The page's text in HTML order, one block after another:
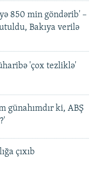
850 min göndərib' –
Bakıya verilə
'çox tezliklə'
günahımdır ki, ABŞ
çıxıb